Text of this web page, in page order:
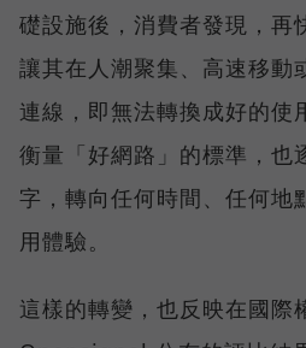
礎設施後，消費者發現，再
讓其在人潮聚集、高速移動
連線，即無法轉換成好的使
衡量「好網路」的標準，也
字，轉向任何時間、任何地
用體驗。
這樣的轉變，也反映在國際